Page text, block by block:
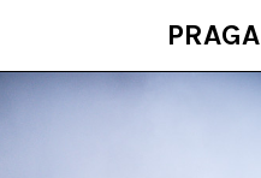
PRAGA